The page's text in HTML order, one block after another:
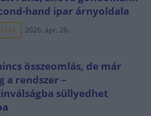
hand ipar árnyoldala
2026. ápr. 26.
összeomlás, de már
a rendszer –
süllyedhet